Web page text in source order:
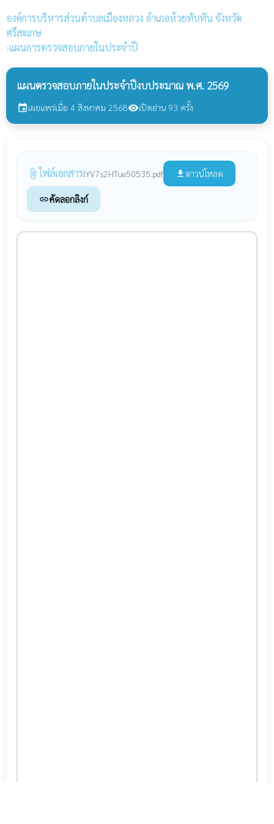
องค์การบริหารส่วนตำบลเมืองหลวง อำเภอห้วยทับทัน จังหวัด
ศรีสะเกษ
›แผนการตรวจสอบภายในประจำปี
แผนตรวจสอบภายในประจำปีงบประมาณ พ.ศ. 2569
eventเผยแพร่เมื่อ 4 สิงหาคม 2568visibilityเปิดอ่าน 93 ครั้ง
attach_file ไฟล์เอกสารlYV7s2HTue50535.pdf file_download ดาวน์โหลด
linkคัดลอกลิงก์